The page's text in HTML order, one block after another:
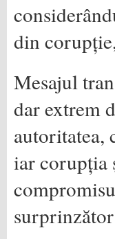
din
Mesajul
dar extrem
autoritatea,
iar corupția